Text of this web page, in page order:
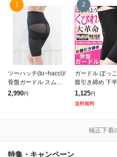
1
ツーハッチ(tu−hacci)/
骨盤ガードル スムー
スタイプ【スーパーロ
2,990円
2
ガードル ぽっ
腹引き締め 下
せ ハイウエスト
夏用 40代 骨盤
1,125円
送料無料
補正下着
特集・キャンペーン
除外ワード